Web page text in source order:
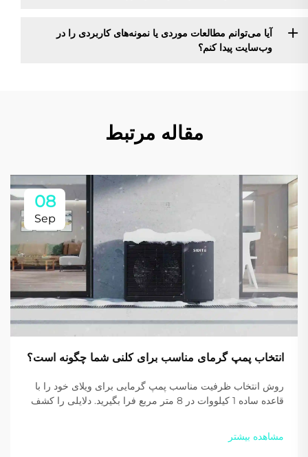
آیا می‌توانم مطالعات موردی یا نمونه‌های کاربردی را در
وب‌سایت پیدا کنم؟
مقاله مرتبط
08
Sep
انتخاب پمپ گرمای مناسب برای کلنی شما چگونه است؟
روش انتخاب ظرفیت مناسب پمپ گرمایی برای ویلای خود را با
قاعده ساده 1 کیلووات در 8 متر مربع فرا بگیرید. دلایلی را کشف
فراهم می‌کند. امروز یک پیشنهاد شخصی رایگان دریافت کنید.
مشاهده بیشتر